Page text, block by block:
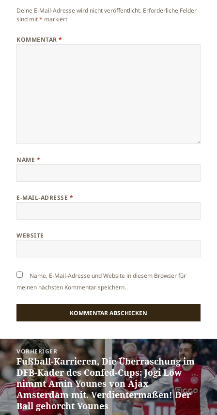
Deine E-Mail-Adresse wird nicht veröffentlicht. Erforderliche Felder
sind mit* markiert
KOMMENTAR*
NAME *
E-MAIL-ADRESSE *
WEBSITE
Name, E-Mail-Adresse und Website in diesem Browser für
meinen nächsten Kommentar speichern.
Beitragsnavigation
VORHERIGER
Vorheriger
Beitrag:
Fußball-Karrieren, Die Überraschung im
DFB-Kader des Confed-Cups: Jogi Löw
nimmt Amin Younes von Ajax
Amsterdam mit. Verdientermaßen! Der
Ball gehorcht Younes